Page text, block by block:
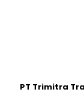
PT Trimitra